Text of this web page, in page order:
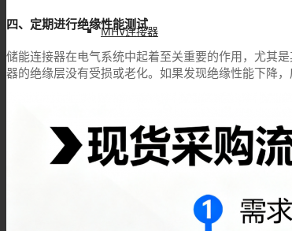
MHV连接器
四、定期进行绝缘性能测试
储能连接器在电气系统中起着至关重要的作用，尤其
器的绝缘层没有受损或老化。如果发现绝缘性能下降